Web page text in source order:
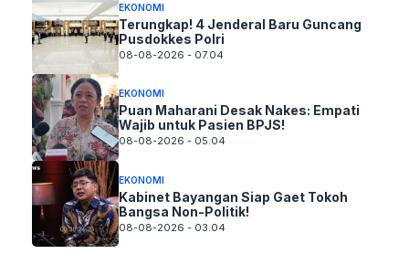
EKONOMI
Terungkap! 4 Jenderal Baru Guncang
Pusdokkes Polri
08-08-2026 - 07.04
EKONOMI
Puan Maharani Desak Nakes: Empati
Wajib untuk Pasien BPJS!
08-08-2026 - 05.04
EKONOMI
Kabinet Bayangan Siap Gaet Tokoh
Bangsa Non-Politik!
08-08-2026 - 03.04